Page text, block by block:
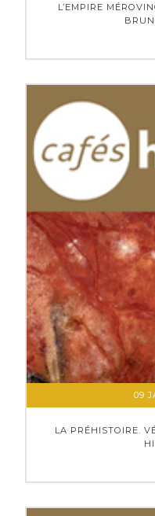
L’EMPIRE
09
LA PRÉHISTOIRE.